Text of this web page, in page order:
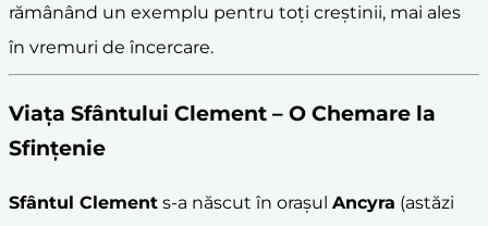
rămânând un exemplu pentru toți creștinii, mai ales
în vremuri de încercare.
Viața Sfântului Clement – O Chemare la
Sfințenie
Sfântul Clement s-a născut în orașul Ancyra (astăzi